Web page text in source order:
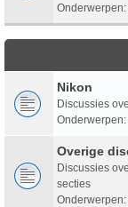
Onderwerpen:
Nikon
Discussies
Onderwerpen:
Overige
Discussies
secties
Onderwerpen: